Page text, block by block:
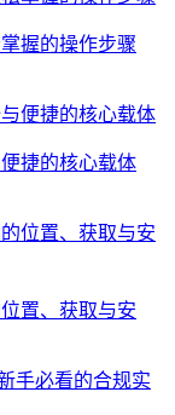
握的操作步骤
捷的核心载体
置、获取与安